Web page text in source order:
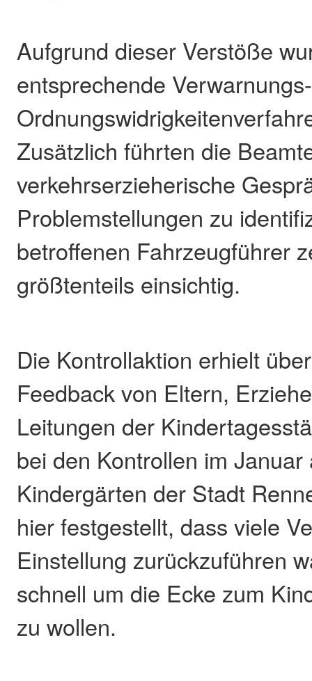
Aufgrund dieser Verstöße
entsprechende
Zusätzlich führten die
verkehrserzieherische
Problemstellungen zu
betroffenen Fahrzeugführer
größtenteils einsichtig.
Die Kontrollaktion erhielt
Feedback von Eltern,
Leitungen der
bei den Kontrollen im
Kindergärten der Stadt
hier festgestellt, dass viele
Einstellung zurückzuführen
schnell um die Ecke zum
zu wollen.